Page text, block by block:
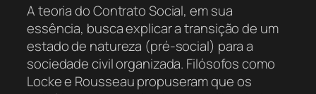
A teoria do Contrato Social, em sua
essência, busca explicar a transição de um
estado de natureza (pré-social) para a
sociedade civil organizada. Filósofos como
Locke e Rousseau propuseram que os